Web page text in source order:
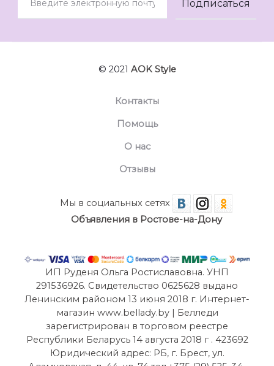
© 2021 AOK Style
Контакты
Помощь
О нас
Отзывы
Мы в социальных сетях
Объявления в Ростове-на-Дону
ИП Руденя Ольга Ростиславовна. УНП
291536926. Свидетельство 0625628 выдано
Ленинским районом 13 июня 2018 г. Интернет-
магазин www.bellady.by | Белледи
зарегистрирован в торговом реестре
Республики Беларусь 14 августа 2018 г . 423692
Юридический адрес: РБ, г. Брест, ул.